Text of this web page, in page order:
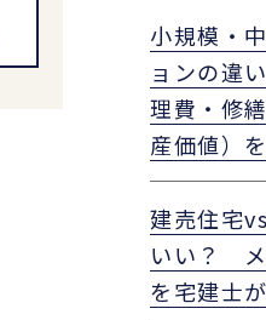
小規模・
ョンの違
理費・修
産価値）
建売住宅
いい？ メ
を宅建士